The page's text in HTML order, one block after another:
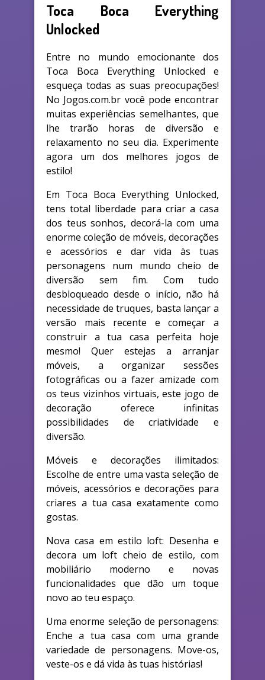
Toca Boca Everything
Unlocked
Entre no mundo emocionante dos
Toca Boca Everything Unlocked e
esqueça todas as suas preocupações!
No Jogos.com.br você pode encontrar
muitas experiências semelhantes, que
lhe trarão horas de diversão e
relaxamento no seu dia. Experimente
agora um dos melhores jogos de
estilo!
Em Toca Boca Everything Unlocked,
tens total liberdade para criar a casa
dos teus sonhos, decorá-la com uma
enorme coleção de móveis, decorações
e acessórios e dar vida às tuas
personagens num mundo cheio de
diversão sem fim. Com tudo
desbloqueado desde o início, não há
necessidade de truques, basta lançar a
versão mais recente e começar a
construir a tua casa perfeita hoje
mesmo! Quer estejas a arranjar
móveis, a organizar sessões
fotográficas ou a fazer amizade com
os teus vizinhos virtuais, este jogo de
decoração oferece infinitas
possibilidades de criatividade e
diversão.
Móveis e decorações ilimitados:
Escolhe de entre uma vasta seleção de
móveis, acessórios e decorações para
criares a tua casa exatamente como
gostas.
Nova casa em estilo loft: Desenha e
decora um loft cheio de estilo, com
mobiliário moderno e novas
funcionalidades que dão um toque
novo ao teu espaço.
Uma enorme seleção de personagens:
Enche a tua casa com uma grande
variedade de personagens. Move-os,
veste-os e dá vida às tuas histórias!